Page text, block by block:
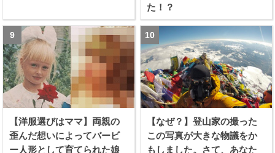
た！？
【洋服選びはママ】両親の
歪んだ想いによってバービ
ー人形として育てられた娘
【なぜ？】登山家の撮った
この写真が大きな物議をか
もしました。さて、あなた